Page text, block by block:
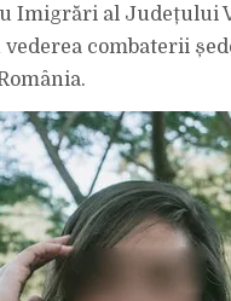
Imigrări al Județului
combaterii